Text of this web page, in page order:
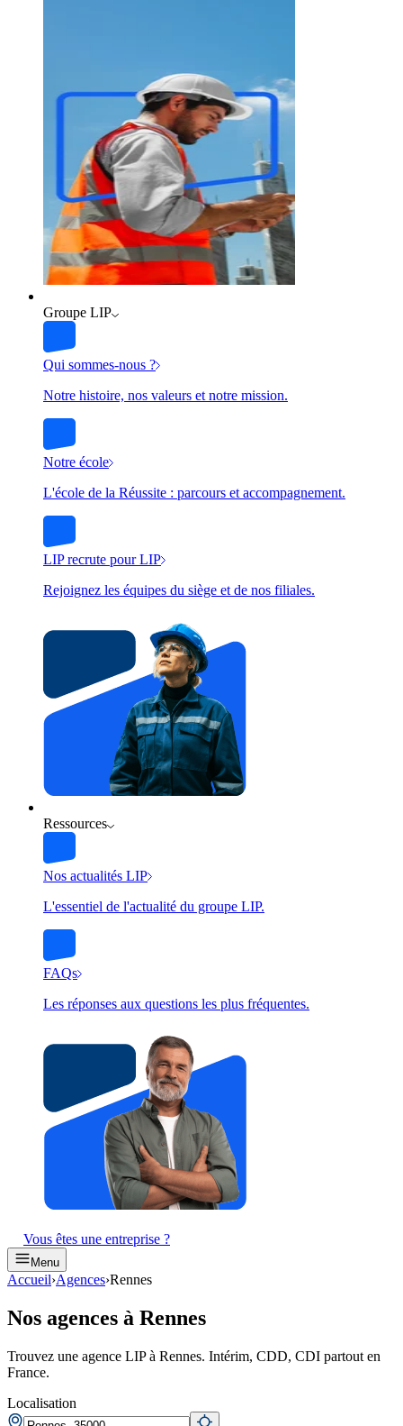
Groupe LIP
Qui sommes-nous ?
Notre histoire, nos valeurs et notre mission.
Notre école
L'école de la Réussite : parcours et accompagnement.
LIP recrute pour LIP
Rejoignez les équipes du siège et de nos filiales.
Ressources
Nos actualités LIP
L'essentiel de l'actualité du groupe LIP.
FAQs
Les réponses aux questions les plus fréquentes.
Vous êtes une entreprise ?
Menu
Accueil›Agences›Rennes
Nos agences à Rennes
Trouvez une agence LIP à Rennes. Intérim, CDD, CDI partout en
France.
Localisation